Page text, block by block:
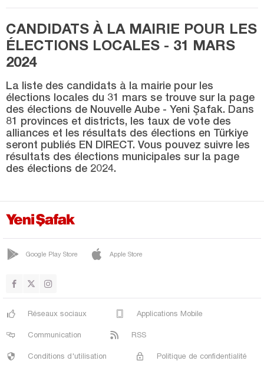
CENTRE
SUMBAS
TOPRAKKALE
YARBAŞI
Rize
Sakarya
Samsun
Şanlıurfa
Sinop
Şırnak
Sivas
Tekirdağ
Tokat
Trabzon
Tunceli
Uşak
CANDIDATS À LA MAIRIE POUR LES
ÉLECTIONS LOCALES - 31 MARS
2024
La liste des candidats à la mairie pour les
élections locales du 31 mars se trouve sur la page
des élections de Nouvelle Aube - Yeni Şafak. Dans
81 provinces et districts, les taux de vote des
alliances et les résultats des élections en Türkiye
seront publiés EN DIRECT. Vous pouvez suivre les
résultats des élections municipales sur la page
des élections de 2024.
Google Play Store Apple Store
Réseaux sociaux Applications Mobile
Communication RSS
Conditions d'utilisation Politique de confidentialité